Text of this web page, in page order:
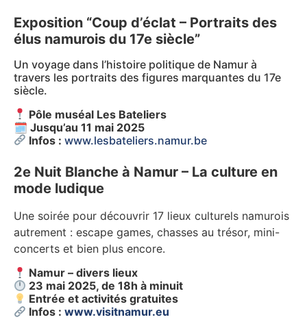
Exposition “Coup d’éclat – Portraits des
élus namurois du 17e siècle”
Un voyage dans l’histoire politique de Namur à
travers les portraits des figures marquantes du 17e
siècle.
Pôle muséal Les Bateliers
🗓 Jusqu’au 11 mai 2025
Infos : www.lesbateliers.namur.be
2e Nuit Blanche à Namur – La culture en
mode ludique
Une soirée pour découvrir 17 lieux culturels namurois
autrement : escape games, chasses au trésor, mini-
concerts et bien plus encore.
Namur – divers lieux
23 mai 2025, de 18h à minuit
Entrée et activités gratuites
Infos : www.visitnamur.eu